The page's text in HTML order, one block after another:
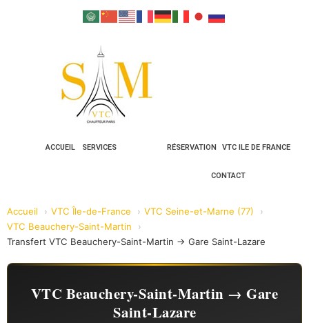
ACCUEIL SERVICES RÉSERVATION VTC ILE DE FRANCE
CONTACT
Accueil VTC Île-de-France
VTC Seine-et-Marne (77)
VTC Beauchery-Saint-Martin
Transfert VTC Beauchery-Saint-Martin → Gare Saint-Lazare
VTC Beauchery-Saint-Martin → Gare
Saint-Lazare